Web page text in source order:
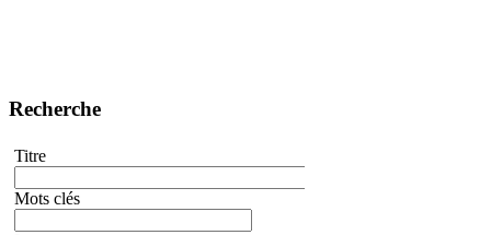
Recherche
Titre
Mots clés